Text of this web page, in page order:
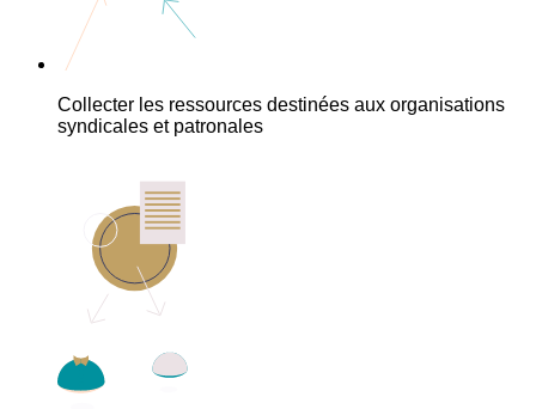
Collecter les ressources destinées aux organisations
syndicales et patronales